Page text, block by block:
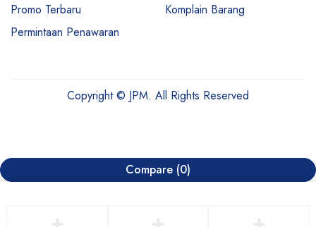
Promo Terbaru
Komplain Barang
Permintaan Penawaran
Copyright © JPM. All Rights Reserved
Compare (0)